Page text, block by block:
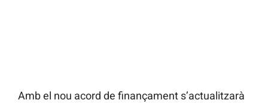
Amb el nou acord de finançament s’actualitzarà